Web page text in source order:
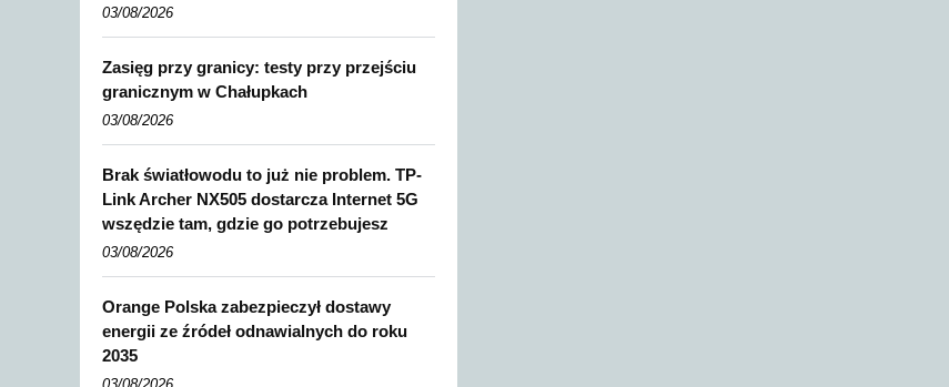
03/08/2026
Zasięg przy granicy: testy przy przejściu
granicznym w Chałupkach
03/08/2026
Brak światłowodu to już nie problem. TP-
Link Archer NX505 dostarcza Internet 5G
wszędzie tam, gdzie go potrzebujesz
03/08/2026
Orange Polska zabezpieczył dostawy
energii ze źródeł odnawialnych do roku
2035